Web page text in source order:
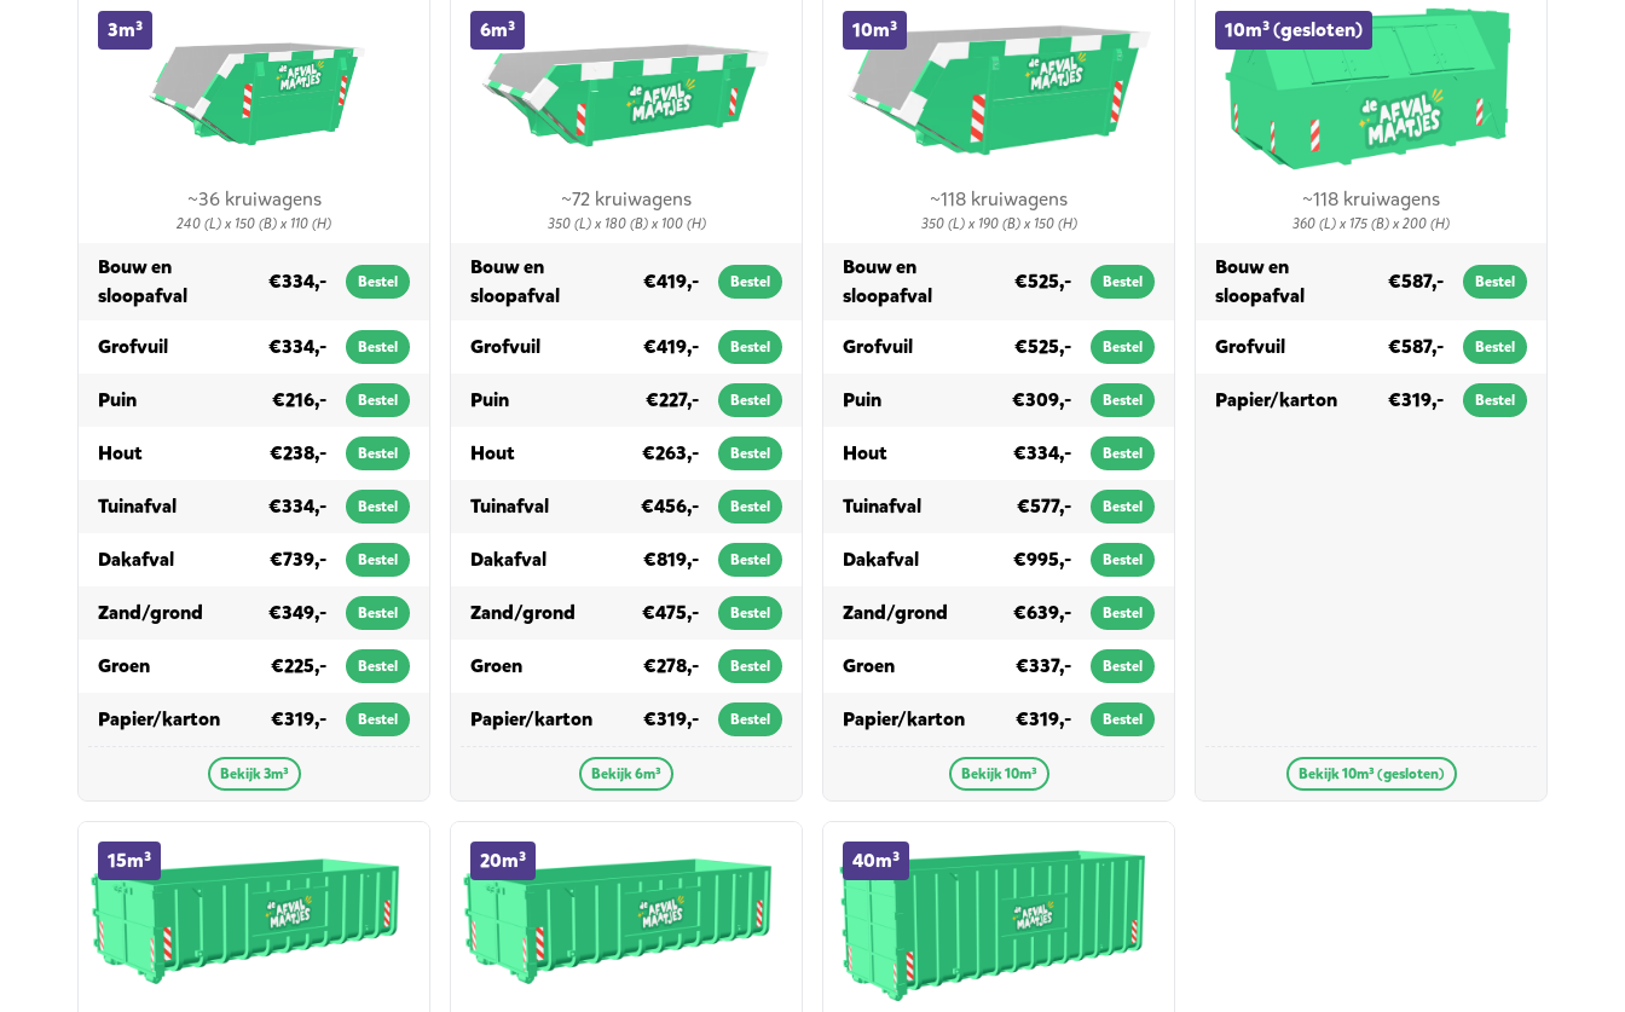
~36 kruiwagens
240 (L) x 150 (B) x 110 (H)
3m³
Bouw en
sloopafvalin 3m³
€334,- Bestel
Grofvuilin 3m³ €334,- Bestel
Puinin 3m³ €216,- Bestel
Houtin 3m³ €238,- Bestel
Tuinafvalin 3m³ €334,- Bestel
Dakafvalin 3m³ €739,- Bestel
Zand/grond €349,- Bestel
Groenin 3m³ €225,- Bestel
Papier/kartonin 3m³€319,- Bestel
Bekijk 3m³
~72 kruiwagens
350 (L) x 180 (B) x 100 (H)
6m³
Bouw en
sloopafvalin 6m³
€419,- Bestel
Grofvuilin 6m³ €419,- Bestel
Puinin 6m³ €227,- Bestel
Houtin 6m³ €263,- Bestel
Tuinafvalin 6m³ €456,- Bestel
Dakafvalin 6m³ €819,- Bestel
Zand/grond €475,- Bestel
Groenin 6m³ €278,- Bestel
Papier/kartonin 6m³€319,- Bestel
Bekijk 6m³
~118 kruiwagens
350 (L) x 190 (B) x 150 (H)
10m³
Bouw en
sloopafvalin 10m³
€525,- Bestel
Grofvuilin 10m³ €525,- Bestel
Puinin 10m³ €309,- Bestel
Houtin 10m³ €334,- Bestel
Tuinafvalin 10m³ €577,- Bestel
Dakafvalin 10m³ €995,- Bestel
Zand/grond €639,- Bestel
Groenin 10m³ €337,- Bestel
Papier/kartonin 10m³€319,- Bestel
Bekijk 10m³
~118 kruiwagens
360 (L) x 175 (B) x 200 (H)
10m³ (gesloten)
Bouw en
sloopafvalin 10m³ (gesloten)
€587,- Bestel
Grofvuilin 10m³ (gesloten)
€587,- Bestel
Papier/kartonin 10m³ (gesloten)
€319,- Bestel
Bekijk 10m³ (gesloten)
15m³
15m³ container huren
20m³
20m³ container huren
40m³
40m³ container huren